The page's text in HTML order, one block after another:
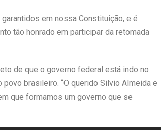
em nossa Constituição, e é
tão honrado em participar da retomada
de que o governo federal está indo no
brasileiro. “O querido Silvio Almeida e
que formamos um governo que se